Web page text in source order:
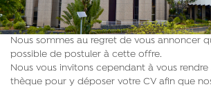
Nous sommes au regret de vous annoncer
possible de postuler à cette offre.
Nous vous invitons cependant à vous rendre
thèque pour y déposer votre CV afin que